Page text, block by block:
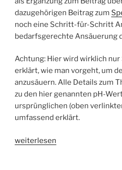
dazugehörigen Beitrag zum
noch eine Schritt-für-Schritt
bedarfsgerechte Ansäuerung
Achtung: Hier wird wirklich
erklärt, wie man vorgeht, um
anzusäuern. Alle Details zum
zu den hier genannten pH-
ursprünglichen (oben
umfassend erklärt.
„Bedarfsgerechte
weiterlesen